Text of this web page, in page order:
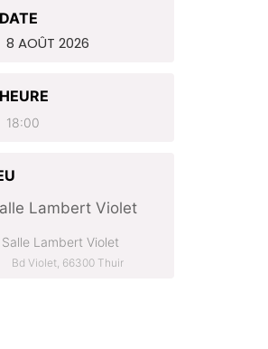
DATE
8 AOÛT 2026
HEURE
18:00
Salle Lambert Violet
Bd Violet, 66300 Thuir